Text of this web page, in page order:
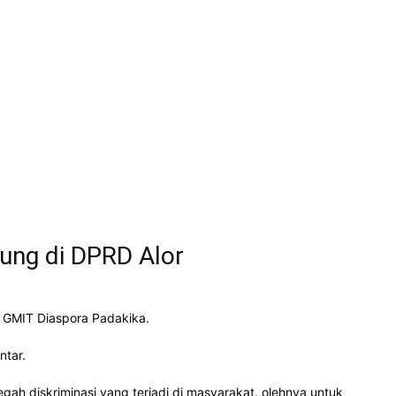
di DPRD Alor
Diaspora Padakika.
diskriminasi yang terjadi di masyarakat. olehnya untuk